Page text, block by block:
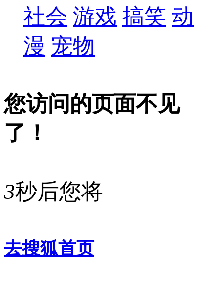
社会 游戏 搞笑 动
漫 宠物
您访问的页面不见
了！
3秒后您将
去搜狐首页